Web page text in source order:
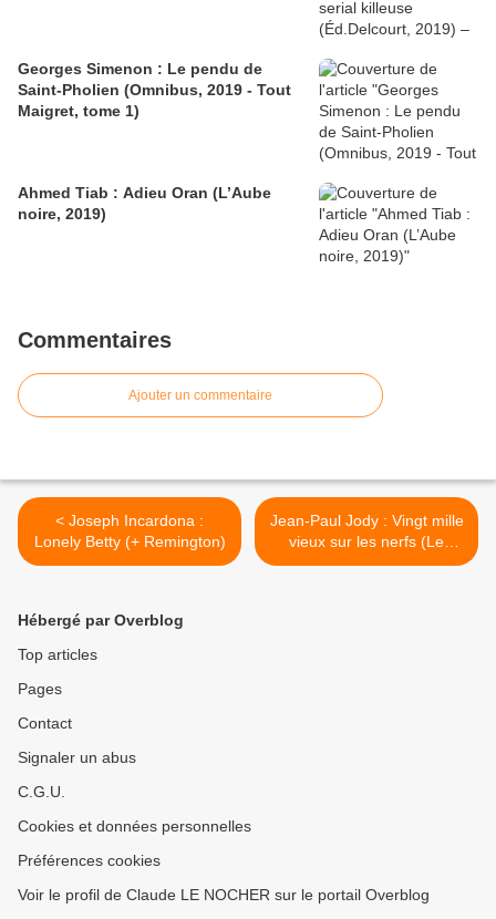
Georges Simenon : Le pendu de
Saint-Pholien (Omnibus, 2019 - Tout
Maigret, tome 1)
Ahmed Tiab : Adieu Oran (L’Aube
noire, 2019)
Commentaires
Ajouter un commentaire
< Joseph Incardona :
Lonely Betty (+ Remington)
Jean-Paul Jody : Vingt mille
vieux sur les nerfs (Le
Poulpe) >
Hébergé par Overblog
Top articles
Pages
Contact
Signaler un abus
C.G.U.
Cookies et données personnelles
Préférences cookies
Voir le profil de Claude LE NOCHER sur le portail Overblog